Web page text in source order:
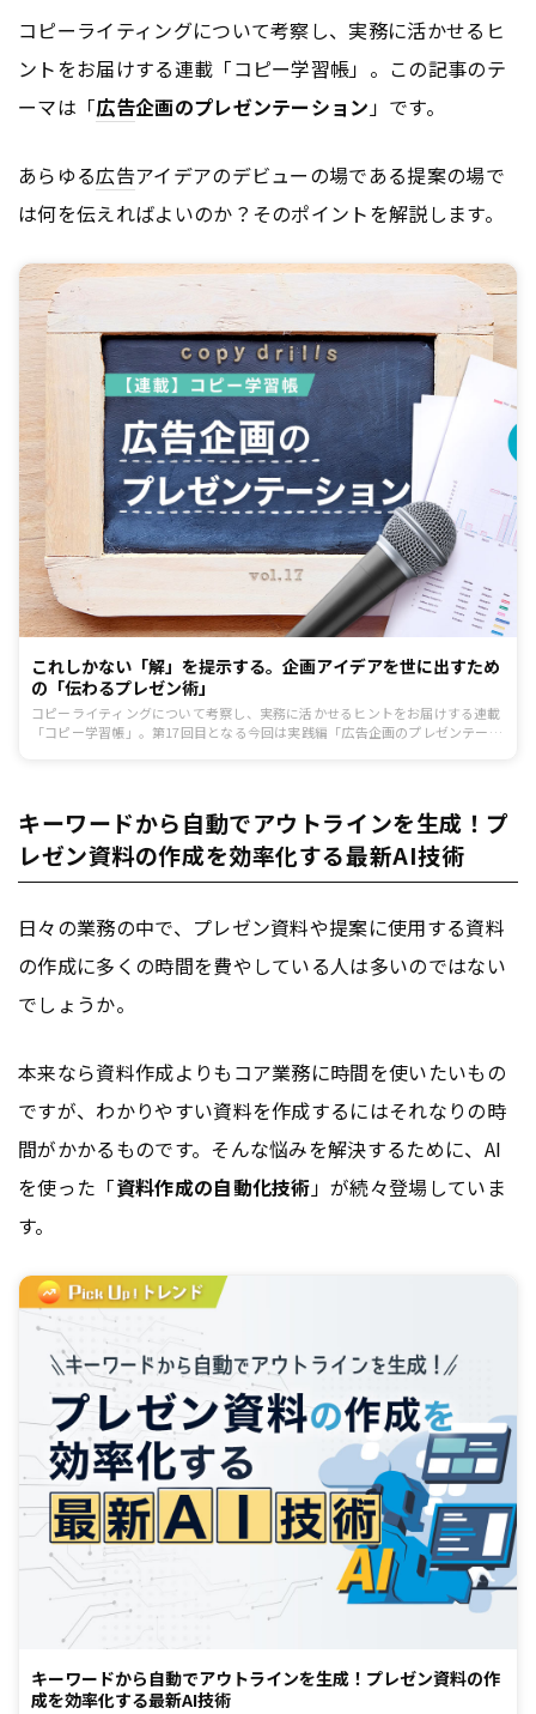
コピーライティングについて考察し、実務に活かせるヒ
ントをお届けする連載「コピー学習帳」。この記事のテ
ーマは「広告企画のプレゼンテーション」です。
あらゆる広告アイデアのデビューの場である提案の場で
は何を伝えればよいのか？そのポイントを解説します。
これしかない「解」を提示する。企画アイデアを世に出すため
の「伝わるプレゼン術」
コピーライティングについて考察し、実務に活かせるヒントをお届けする連載
「コピー学習帳」。第17回目となる今回は実践編「広告企画のプレゼンテーシ
キーワードから自動でアウトラインを生成！プ
レゼン資料の作成を効率化する最新AI技術
日々の業務の中で、プレゼン資料や提案に使用する資料
の作成に多くの時間を費やしている人は多いのではない
でしょうか。
本来なら資料作成よりもコア業務に時間を使いたいもの
ですが、わかりやすい資料を作成するにはそれなりの時
間がかかるものです。そんな悩みを解決するために、AI
を使った「資料作成の自動化技術」が続々登場していま
す。
キーワードから自動でアウトラインを生成！プレゼン資料の作
成を効率化する最新AI技術